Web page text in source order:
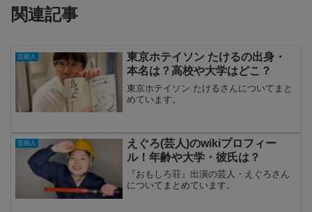
関連記事
芸能人
東京ホテイソン たけるの出身・
本名は？高校や大学はどこ？
東京ホテイソン たけるさんについてまと
めています。
芸能人
えぐろ(芸人)のwikiプロフィー
ル！年齢や大学・彼氏は？
『おもしろ荘』出演の芸人・えぐろさん
についてまとめています。